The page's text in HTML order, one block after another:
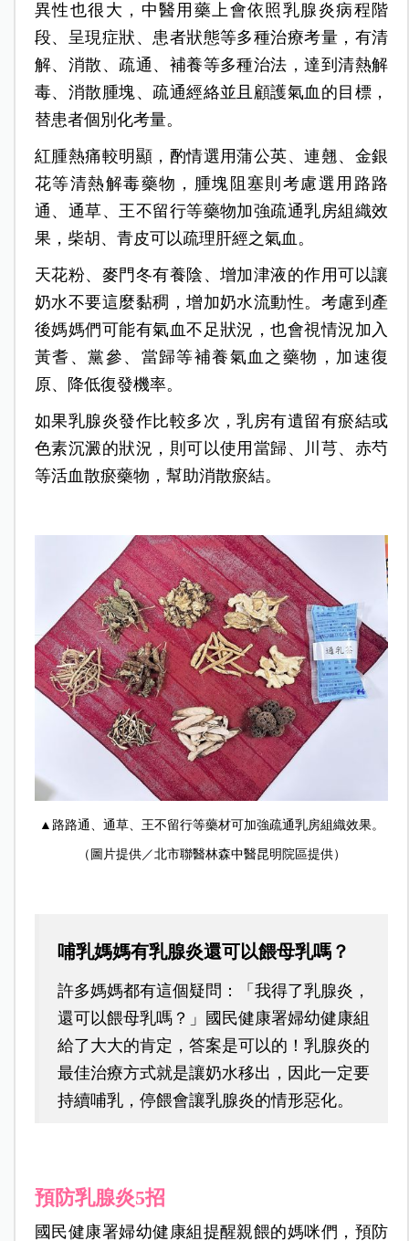
異性也很大，中醫用藥上會依照乳腺炎病程階
段、呈現症狀、患者狀態等多種治療考量，有清
解、消散、疏通、補養等多種治法，達到清熱解
毒、消散腫塊、疏通經絡並且顧護氣血的目標，
替患者個別化考量。
紅腫熱痛較明顯，酌情選用蒲公英、連翹、金銀
花等清熱解毒藥物，腫塊阻塞則考慮選用路路
通、通草、王不留行等藥物加強疏通乳房組織效
果，柴胡、青皮可以疏理肝經之氣血。
天花粉、麥門冬有養陰、增加津液的作用可以讓
奶水不要這麼黏稠，增加奶水流動性。考慮到產
後媽媽們可能有氣血不足狀況，也會視情況加入
黃耆、黨參、當歸等補養氣血之藥物，加速復
原、降低復發機率。
如果乳腺炎發作比較多次，乳房有遺留有瘀結或
色素沉澱的狀況，則可以使用當歸、川芎、赤芍
等活血散瘀藥物，幫助消散瘀結。
▲路路通、通草、王不留行等藥材可加強疏通乳房組織效果。
（圖片提供／北市聯醫林森中醫昆明院區提供）
哺乳媽媽有乳腺炎還可以餵母乳嗎？
許多媽媽都有這個疑問：「我得了乳腺炎，
還可以餵母乳嗎？」國民健康署婦幼健康組
給了大大的肯定，答案是可以的！乳腺炎的
最佳治療方式就是讓奶水移出，因此一定要
持續哺乳，停餵會讓乳腺炎的情形惡化。
預防乳腺炎5招
國民健康署婦幼健康組提醒親餵的媽咪們，預防